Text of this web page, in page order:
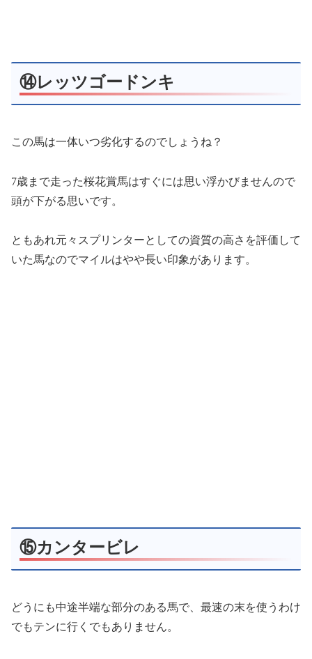
⑭レッツゴードンキ
この馬は一体いつ劣化するのでしょうね？
7歳まで走った桜花賞馬はすぐには思い浮かびませんので
頭が下がる思いです。
ともあれ元々スプリンターとしての資質の高さを評価して
いた馬なのでマイルはやや長い印象があります。
⑮カンタービレ
どうにも中途半端な部分のある馬で、最速の末を使うわけ
でもテンに行くでもありません。